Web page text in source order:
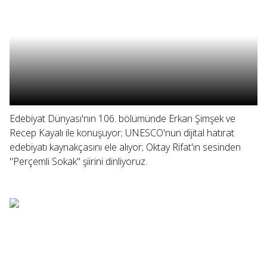
Edebiyat Dünyası'nın 106. bölümünde Erkan Şimşek ve
Recep Kayalı ile konuşuyor; UNESCO'nun dijital hatırat
edebiyatı kaynakçasını ele alıyor; Oktay Rifat'ın sesinden
"Perçemli Sokak" şiirini dinliyoruz.